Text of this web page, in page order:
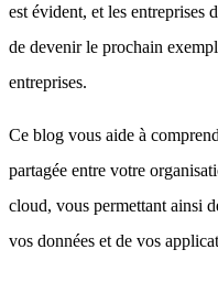
est évident, et les entreprises
de devenir le prochain
entreprises.
Ce blog vous aide à
partagée entre votre
cloud, vous permettant ainsi
vos données et de vos